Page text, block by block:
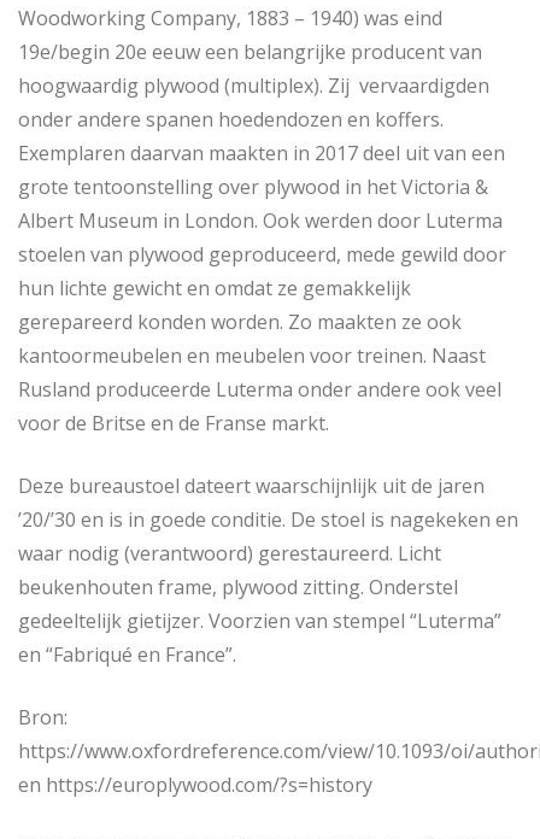
Woodworking Company, 1883 – 1940) was eind
19e/begin 20e eeuw een belangrijke producent van
hoogwaardig plywood (multiplex). Zij vervaardigden
onder andere spanen hoedendozen en koffers.
Exemplaren daarvan maakten in 2017 deel uit van een
grote tentoonstelling over plywood in het Victoria &
Albert Museum in London. Ook werden door Luterma
stoelen van plywood geproduceerd, mede gewild door
hun lichte gewicht en omdat ze gemakkelijk
gerepareerd konden worden. Zo maakten ze ook
kantoormeubelen en meubelen voor treinen. Naast
Rusland produceerde Luterma onder andere ook veel
voor de Britse en de Franse markt.
Deze bureaustoel dateert waarschijnlijk uit de jaren
’20/’30 en is in goede conditie. De stoel is nagekeken en
waar nodig (verantwoord) gerestaureerd. Licht
beukenhouten frame, plywood zitting. Onderstel
gedeeltelijk gietijzer. Voorzien van stempel “Luterma”
en “Fabriqué en France”.
Bron:
https://www.oxfordreference.com/view/10.1093/oi/
en https://europlywood.com/?s=history